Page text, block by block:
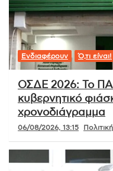
Ενδιαφέρουν Ό,τι είναι!
ΟΣΔΕ 2026: Το
κυβερνητικό
χρονοδιάγραμμα
06/08/2026, 13:15